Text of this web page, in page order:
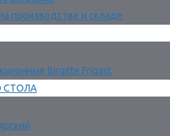
производстве и складе
Birgitte Frigast
СТОЛА